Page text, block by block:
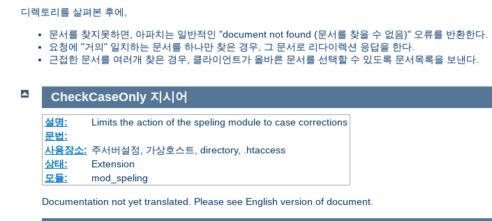
디렉토리를 살펴본 후에,
문서를 찾지못하면, 아파치는 일반적인 "document not found (문서를 찾을 수 없음)" 오류를 반환한다.
요청에 "거의" 일치하는 문서를 하나만 찾은 경우, 그 문서로 리다이렉션 응답을 한다.
근접한 문서를 여러개 찾은 경우, 클라이언트가 올바른 문서를 선택할 수 있도록 문서목록을 보낸다.
CheckCaseOnly 지시어
설명:
Limits the action of the speling module to case corrections
문법:
사용장소: 주서버설정, 가상호스트, directory, .htaccess
상태:
Extension
모듈:
mod_speling
Documentation not yet translated. Please see English version of document.